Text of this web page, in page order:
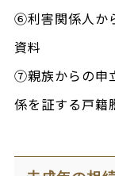
⑥利害関係人か
資料
⑦親族からの申
係を証する戸籍